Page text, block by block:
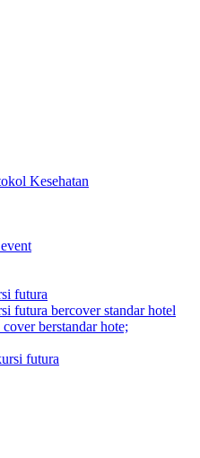
Kesehatan
futura
futura bercover standar hotel
berstandar hote;
futura